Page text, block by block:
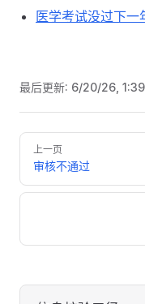
医学考试没过下一
最后更新: 6/20/26,
Pager
上一页
审核不通过